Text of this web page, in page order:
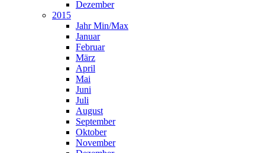
Dezember
2015
Jahr Min/Max
Januar
Februar
März
April
Mai
Juni
Juli
August
September
Oktober
November